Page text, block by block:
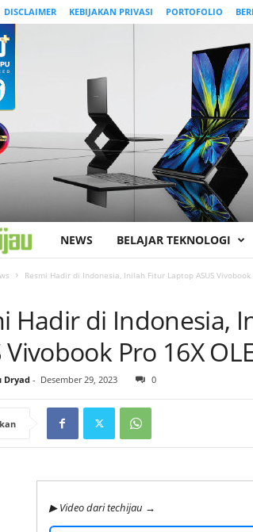
DISCLAIMER KEBIJAKAN PRIVASI PORTOFOLIO
e
i
a
u
NEWS BELAJAR TEKNOLOGI
Resmi Hadir di Indonesia, Inilah Fitur Laptop ASUS Vivobook
Hadir di Indonesia,
Vivobook Pro 16X
Dryad- Desember 29, 2023 0
▶ Video dari techijau →